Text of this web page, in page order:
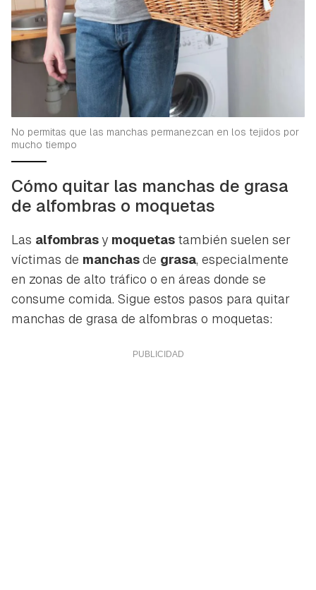
No permitas que las manchas permanezcan en los tejidos por
mucho tiempo
Cómo quitar las manchas de grasa
de alfombras o moquetas
Las alfombrasy moquetas también suelen ser
víctimas de manchasde grasa, especialmente
en zonas de alto tráfico o en áreas donde se
consume comida. Sigue estos pasos para quitar
manchas de grasa de alfombras o moquetas: